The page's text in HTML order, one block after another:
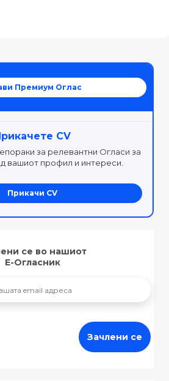
Премиум Оглас
CV
за релевантни Огласи за
вашиот профил и интереси.
Прикачи CV
се во нашиот
Е-Огласник